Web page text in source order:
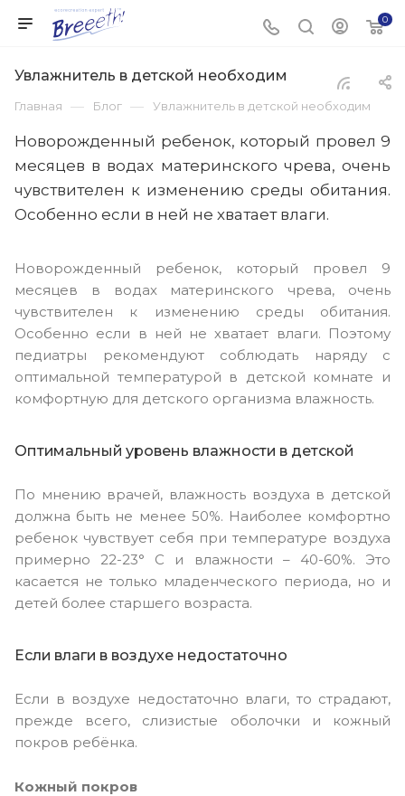
0
Увлажнитель в детской необходим
Главная — Блог — Увлажнитель в детской необходим
Новорожденный ребенок, который провел 9
месяцев в водах материнского чрева, очень
чувствителен к изменению среды обитания.
Особенно если в ней не хватает влаги.
Новорожденный ребенок, который провел 9
месяцев в водах материнского чрева, очень
чувствителен к изменению среды обитания.
Особенно если в ней не хватает влаги. Поэтому
педиатры рекомендуют соблюдать наряду с
оптимальной температурой в детской комнате и
комфортную для детского организма влажность.
Оптимальный уровень влажности в детской
По мнению врачей, влажность воздуха в детской
должна быть не менее 50%. Наиболее комфортно
ребенок чувствует себя при температуре воздуха
примерно 22-23° С и влажности – 40-60%. Это
касается не только младенческого периода, но и
детей более старшего возраста.
Если влаги в воздухе недостаточно
Если в воздухе недостаточно влаги, то страдают,
прежде всего, слизистые оболочки и кожный
покров ребёнка.
Кожный покров